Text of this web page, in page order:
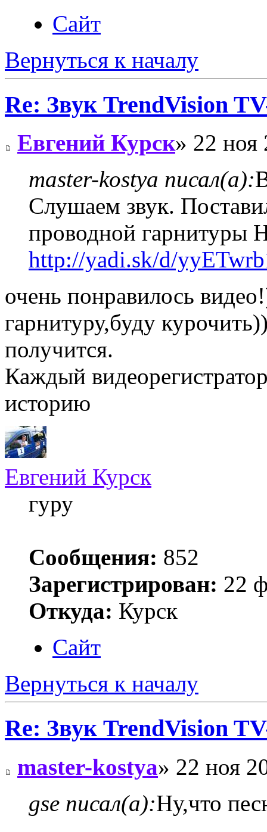
Сайт
Вернуться к началу
Re: Звук TrendVision
Евгений Курск» 22 ноя
master-kostya писал(а):
Слушаем звук.
проводной гарнитуры
http://yadi.sk/d/
очень понравилось
гарнитуру,буду
получится.
Каждый
историю
Евгений Курск
гуру
Сообщения: 852
Зарегистрирован: 22
Откуда: Курск
Сайт
Вернуться к началу
Re: Звук TrendVision
master-kostya» 22 ноя
gse писал(а):Ну,что